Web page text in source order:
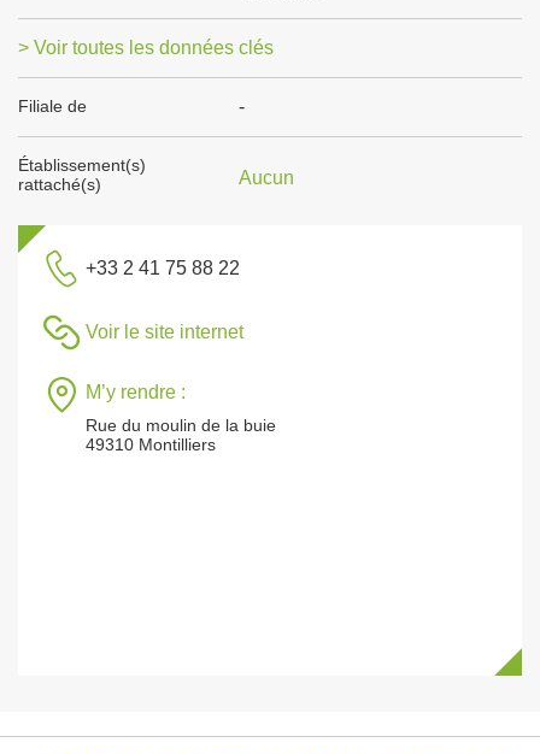
> Voir toutes les données clés
Filiale de -
Établissement(s)
rattaché(s)
Aucun
+33 2 41 75 88 22
Voir le site internet
M’y rendre :
Rue du moulin de la buie
49310 Montilliers